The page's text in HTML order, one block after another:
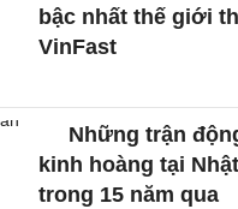
bậc nhất thế giới
VinFast
Những trận
kinh hoàng tại
trong 15 năm qua